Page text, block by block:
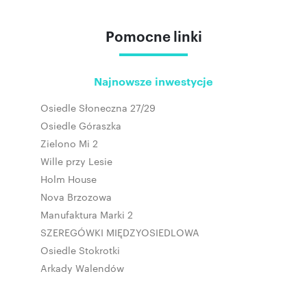
Pomocne linki
Najnowsze inwestycje
Osiedle Słoneczna 27/29
Osiedle Góraszka
Zielono Mi 2
Wille przy Lesie
Holm House
Nova Brzozowa
Manufaktura Marki 2
SZEREGÓWKI MIĘDZYOSIEDLOWA
Osiedle Stokrotki
Arkady Walendów